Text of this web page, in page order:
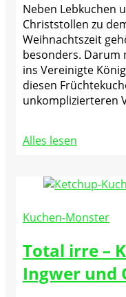
Neben Lebkuchen
Christstollen zu
Weihnachtszeit
besonders. Darum
ins Vereinigte
diesen
unkomplizierteren
Alles lesen
Kuchen-Monster
Total irre –
Ingwer und